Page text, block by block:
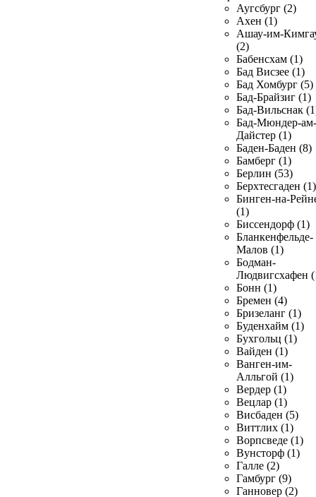
Аугсбург (2)
Ахен (1)
Ашау-им-
(2)
Бабенсхам (1)
Бад Висзее (1)
Бад Хомбург (5)
Бад-Брайзиг (1)
Бад-Вильснак
Бад-Мюндер-ам-
Дайстер (1)
Баден-Баден (8)
Бамберг (1)
Берлин (53)
Берхтесгаден (1)
Бинген-на-
(1)
Биссендорф (1)
Бланкенфельде-
Малов (1)
Бодман-
Людвигсхафен
Бонн (1)
Бремен (4)
Бризеланг (1)
Буденхайм (1)
Бухгольц (1)
Вайден (1)
Ванген-им-
Алльгой (1)
Вердер (1)
Вецлар (1)
Висбаден (5)
Виттлих (1)
Ворпсведе (1)
Вунсторф (1)
Галле (2)
Гамбург (9)
Ганновер (2)